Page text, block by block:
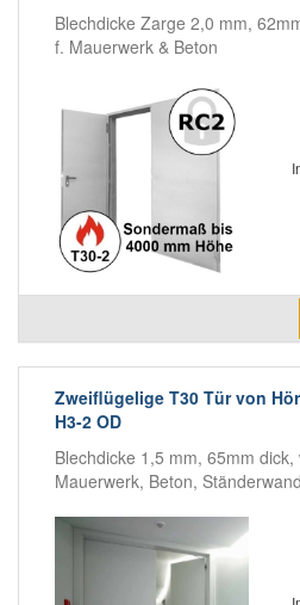
Blechdicke Zarge 2,0 mm,
f. Mauerwerk & Beton
Zweiflügelige T30 Tür von
H3-2 OD
Blechdicke 1,5 mm, 65mm
Mauerwerk, Beton,